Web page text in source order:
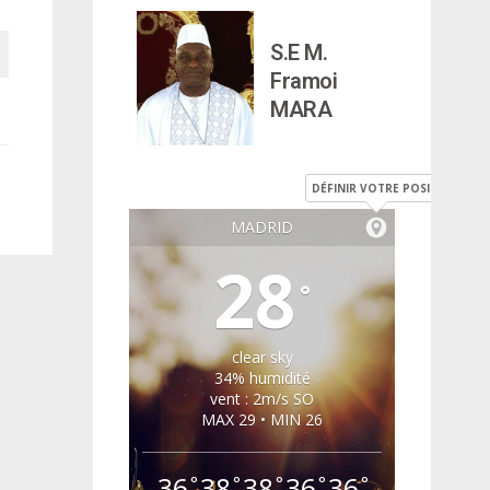
S.E M.
Framoi
MARA
MADRID
DÉFINIR VOTRE POSITION
28 °
clear sky
34% humidité
vent : 2m/s SO
MAX 29 • MIN 26
° ° ° ° °